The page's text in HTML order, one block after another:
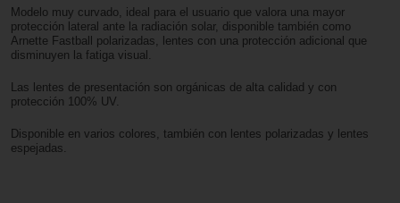
Modelo muy curvado, ideal para el usuario que valora una mayor
protección lateral ante la radiación solar, disponible también como
Arnette Fastball polarizadas, lentes con una protección adicional que
disminuyen la fatiga visual.
Las lentes de presentación son orgánicas de alta calidad y con
protección 100% UV.
Disponible en varios colores, también con lentes polarizadas y lentes
espejadas.